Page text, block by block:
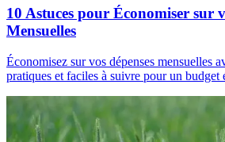
10 Astuces pour Économiser sur
Mensuelles
Économisez sur vos dépenses mensuelles
pratiques et faciles à suivre pour un budget